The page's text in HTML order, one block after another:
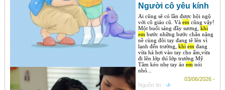
Người cô yêu kính
Ai cũng sẽ có lần được hội ngộ
với cô giáo cũ. Và emcũng vậy!
Một buổi sáng đầy sương, khi
embước những bước chân nặng
nề cùng đôi tay đang tê lên vì
lạnh đến trường, khi emđang
vừa hà hơi vào tay cho ấm,vừa
đi lên lớp thì lớp trưởng Mỹ
Tâm kéo nhẹ tay áo emnói
nhỏ...
03/06/2026 -
Nguồn tin : -/-